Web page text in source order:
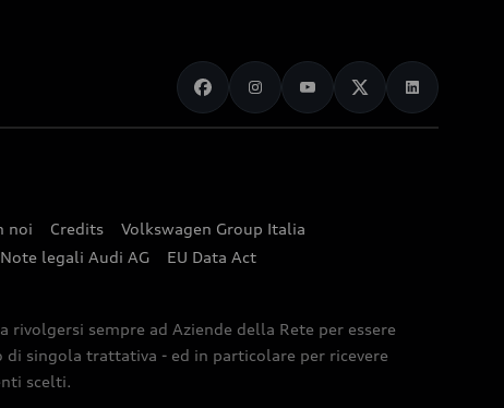
noi Credits
Volkswagen Group Italia
Note legali Audi AG EU Data Act
sempre ad Aziende della Rete per essere
singola trattativa - ed in particolare per ricevere
scelti.